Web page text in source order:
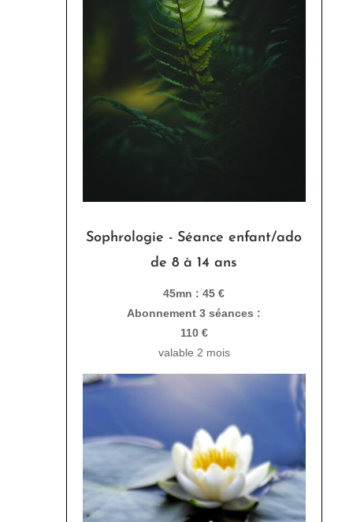
Sophrologie - Séance enfant/ado
de 8 à 14 ans
45mn : 45 €
Abonnement 3 séances :
110 €
valable 2 mois